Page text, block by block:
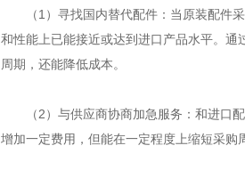
（1）寻找国内替代配件：当原装配件
和性能上已能接近或达到进口产品水平。
周期，还能降低成本。
（2）与供应商协商加急服务：和进口
增加一定费用，但能在一定程度上缩短采购